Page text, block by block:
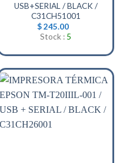
USB+SERIAL / BLACK /
C31CH51001
$245.00
Stock : 5